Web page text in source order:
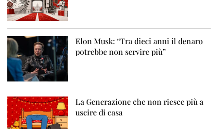
Elon Musk: “Tra dieci anni il denaro
potrebbe non servire più”
La Generazione che non riesce più a
uscire di casa